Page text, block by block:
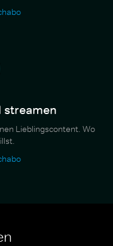
streamen
Lieblingscontent. Wo